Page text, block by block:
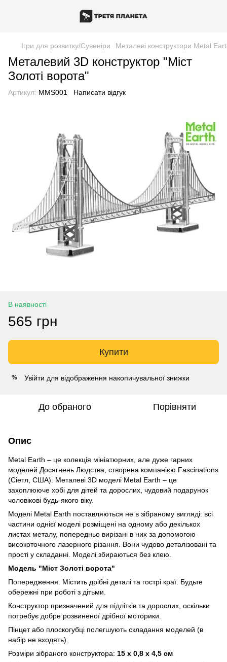
Ігри для розвитку/Сувеніри Металеві конструктори Metal
Металевий 3D конструктор "Міст
Золоті ворота"
Артикул: MMS001 Написати відгук
В наявності
565 грн
Купити
% Увійти для відображення накопичувальної знижки
До обраного Порівняти
Опис
Metal Earth – це колекція мініатюрних, але дуже гарних
моделей Досягнень Людства, створена компанією Fascinations
(Сіетл, США). Металеві 3D моделі Metal Earth – це
захоплююче хобі для дітей та дорослих, чудовий подарунок
чоловікові будь-якого віку.
Моделі Metal Earth поставляються не в зібраному вигляді: всі
частини однієї моделі розміщені на одному або декількох
листах металу, попередньо вирізані в них за допомогою
високоточного лазерного різання. Вони чудово деталізовані та
прості у складанні. Моделі збираються без клею.
Модель "Міст Золоті ворота"
Попередження. Містить дрібні деталі та гострі краї. Будьте
обережні при роботі з дітьми.
Конструктор призначений для підлітків та дорослих, оскільки
потребує добре розвиненої дрібної моторики.
Пінцет або плоскогубці полегшують складання моделей (в
набір не входять).
Розміри зібраного конструктора: 15 x 0,8 x 4,5 см